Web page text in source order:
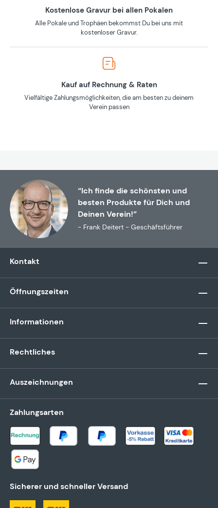
Kostenlose Gravur bei allen Pokalen
Alle Pokale und Trophäen bekommst Du bei uns mit
kostenloser Gravur.
Kauf auf Rechnung & Raten
Vielfältige Zahlungsmöglichkeiten, die am besten zu deinem
Verein passen
“Ich finde die schönsten und
besten Produkte für Dich und
Deinen Verein!”
- Frank Deitert - Geschäftsführer
Kontakt
Öffnungszeiten
Informationen
Rechtliches
Auszeichnungen
Zahlungsarten
Sicherer und schneller Versand